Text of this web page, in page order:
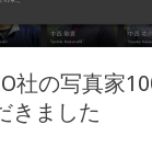
社の写真家
きました